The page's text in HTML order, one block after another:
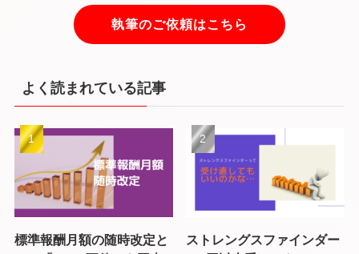
執筆のご依頼はこちら
よく読まれている記事
標準報酬月額の随時改定と
ストレングスファインダー